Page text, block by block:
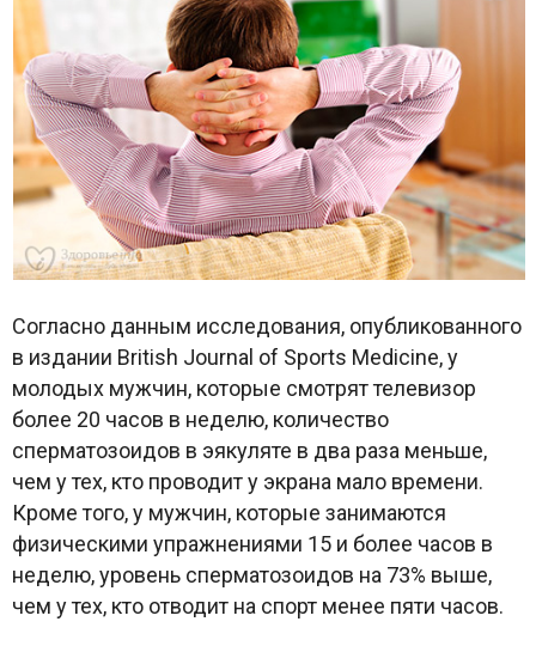
Согласно данным исследования, опубликованного
в издании British Journal of Sports Medicine, у
молодых мужчин, которые смотрят телевизор
более 20 часов в неделю, количество
сперматозоидов в эякуляте в два раза меньше,
чем у тех, кто проводит у экрана мало времени.
Кроме того, у мужчин, которые занимаются
физическими упражнениями 15 и более часов в
неделю, уровень сперматозоидов на 73% выше,
чем у тех, кто отводит на спорт менее пяти часов.